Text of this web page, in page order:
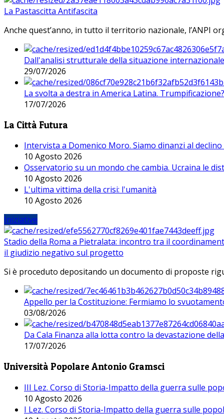
La Pastascitta Antifascita
Anche quest’anno, in tutto il territorio nazionale, l’ANPI
Dall'analisi strutturale della situazione
29/07/2026
La svolta a destra in America Latina. Trumpificazione?
17/07/2026
La Città Futura
Intervista a Domenico Moro. Siamo dinanzi al declino
10 Agosto 2026
Osservatorio su un mondo che cambia. Ucraina le
10 Agosto 2026
L'ultima vittima della crisi: l'umanità
10 Agosto 2026
Iniziative
Stadio della Roma a Pietralata: incontro tra il
il giudizio negativo sul progetto
Si è proceduto depositando un documento di proposte
Appello per la Costituzione: Fermiamo lo
03/08/2026
Da Cala Finanza alla lotta contro la devastazione
17/07/2026
Università Popolare Antonio Gramsci
III Lez. Corso di Storia-Impatto della guerra sulle
10 Agosto 2026
I Lez. Corso di Storia-Impatto della guerra sulle